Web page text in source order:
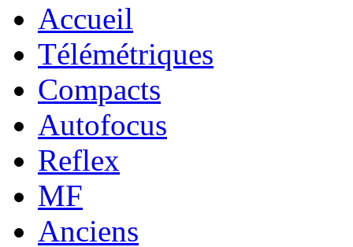
Accueil
Télémétriques
Compacts
Autofocus
Reflex
MF
Anciens